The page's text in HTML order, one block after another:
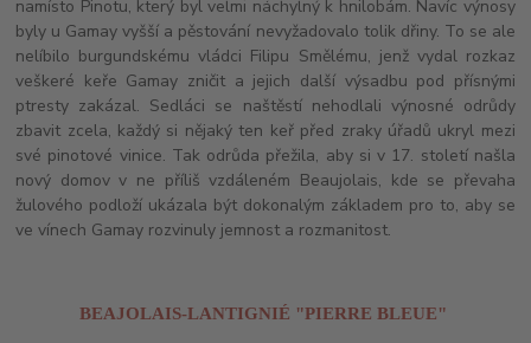
namísto Pinotu, který byl velmi náchylný k hnilobám. Navíc výnosy
byly u Gamay vyšší a pěstování nevyžadovalo tolik dřiny. To se ale
nelíbilo burgundskému vládci Filipu Smělému, jenž vydal rozkaz
veškeré keře Gamay zničit a jejich další výsadbu pod přísnými
ptresty zakázal. Sedláci se naštěstí nehodlali výnosné odrůdy
zbavit zcela, každý si nějaký ten keř před zraky úřadů ukryl mezi
své pinotové vinice. Tak odrůda přežila, aby si v 17. století našla
nový domov v ne příliš vzdáleném Beaujolais, kde se převaha
žulového podloží ukázala být dokonalým základem pro to, aby se
ve vínech Gamay rozvinuly jemnost a rozmanitost.
BEAJOLAIS-LANTIGNIÉ "PIERRE BLEUE"